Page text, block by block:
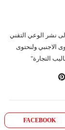
نشر الوعي التقني
الاجنبي ولنحتوى
التجارة"
FACEBOOK